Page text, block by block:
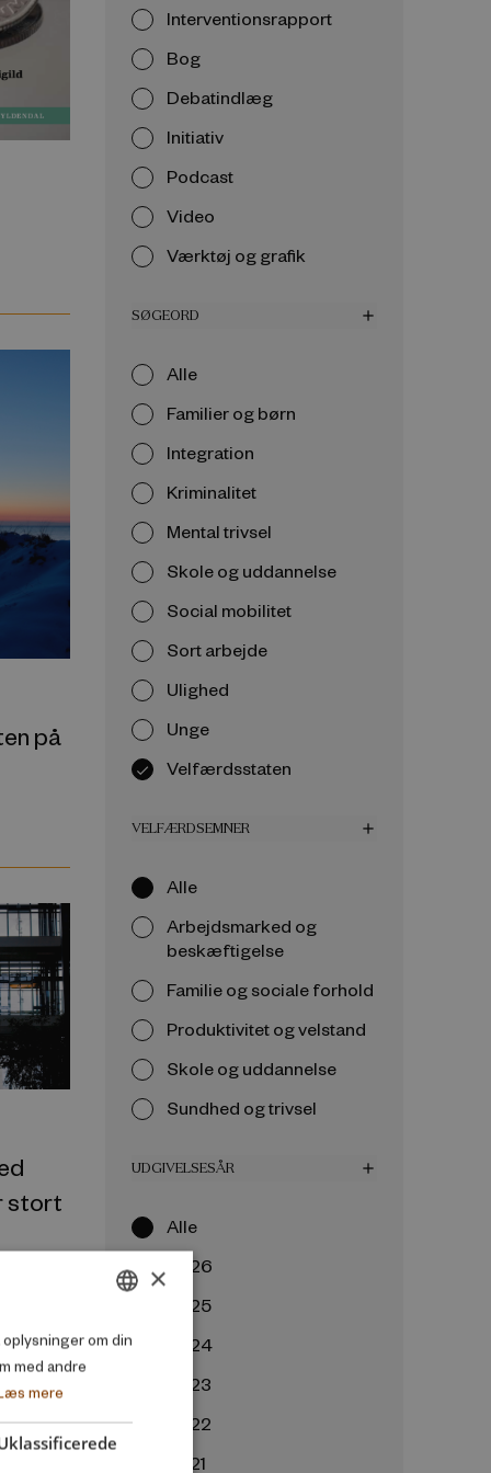
på
stort
Interventionsrapport
Bog
Debatindlæg
Initiativ
Podcast
Video
Værktøj og grafik
SØGEORD add
Alle
Familier og børn
Integration
Kriminalitet
Mental trivsel
Skole og uddannelse
Social mobilitet
Sort arbejde
Ulighed
Unge
Velfærdsstaten
VELFÆRDSEMNER add
Alle
Arbejdsmarked og
beskæftigelse
Familie og sociale forhold
Produktivitet og velstand
Skole og uddannelse
Sundhed og trivsel
UDGIVELSESÅR add
Alle
2026
2025
2024
2023
2022
2021
DANISH
×
om din
med andre
mere